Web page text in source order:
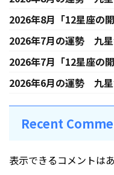
2026年8月「12星座の
2026年7月の運勢 九星
2026年7月「12星座の
2026年6月の運勢 九星
Recent
表示できるコメントは